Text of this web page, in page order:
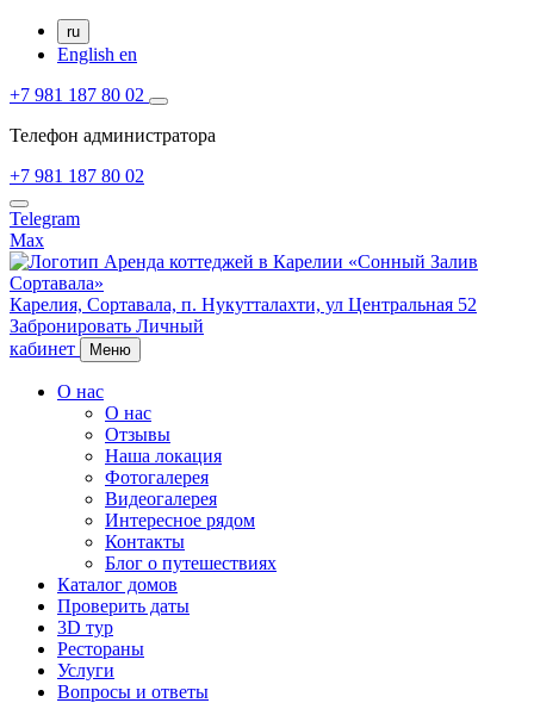
ru
English en
+7 981 187 80 02
Телефон администратора
+7 981 187 80 02
Telegram
Max
Карелия, Сортавала, п. Нукутталахти, ул Центральная 52
Забронировать Личный
кабинет
Меню
О нас
О нас
Отзывы
Наша локация
Фотогалерея
Видеогалерея
Интересное рядом
Контакты
Блог о путешествиях
Каталог домов
Проверить даты
3D тур
Рестораны
Услуги
Вопросы и ответы